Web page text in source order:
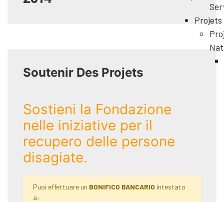
Projets
Soutenir Des Projets
Sostieni la Fondazione
nelle iniziative per il
recupero delle persone
disagiate.
Puoi effettuare un BONIFICO BANCARIO intestato
a: